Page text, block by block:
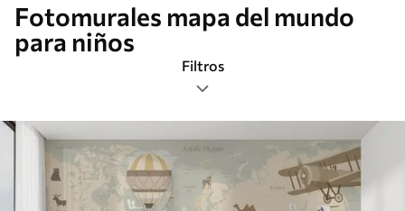
Fotomurales mapa del mundo
para niños
Filtros
Etiquetas
Formato de imagen
Paleta de colores